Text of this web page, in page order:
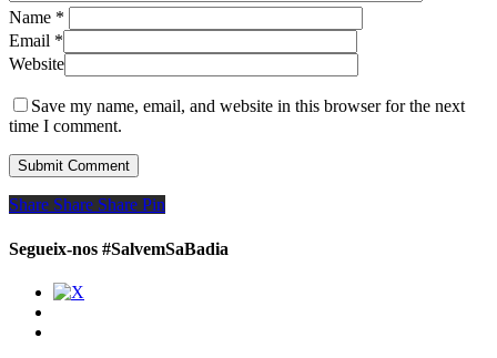
Name *
Email *
Website
Save my name, email, and website in this browser for the next
time I comment.
Share
Share Share Share Pin
Segueix-nos #SalvemSaBadia